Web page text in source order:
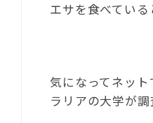
エサを食べてい
気になってネッ
ラリアの大学が調